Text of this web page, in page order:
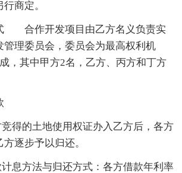
商定。
作开发项目由乙方名义负责实
管理委员会，委员会为最高权利机
，其中甲方2名，乙方、丙方和丁方
的土地使用权证办入乙方后，各方
逐步予以归还。
方法与归还方式：各方借款年利率